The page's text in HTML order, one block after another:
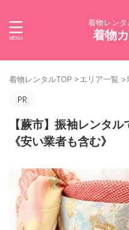
着物レンタ
着物
着物レンタルTOP >エリア一覧 >
【蕨市】振袖レンタ
《安い業者も含む》